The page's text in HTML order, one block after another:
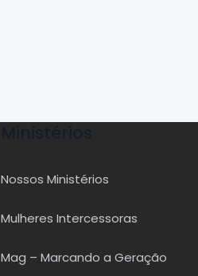
Nossos Ministérios
Mulheres Intercessoras
Mag – Marcando a Geração